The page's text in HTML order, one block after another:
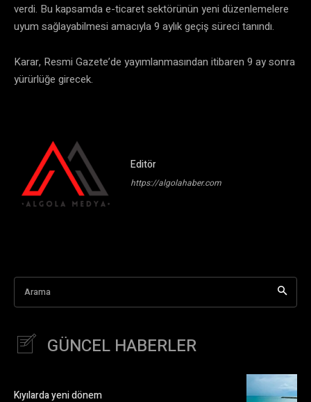
verdi. Bu kapsamda e-ticaret sektörünün yeni düzenlemelere
uyum sağlayabilmesi amacıyla 9 aylık geçiş süreci tanındı.
Karar, Resmi Gazete’de yayımlanmasından itibaren 9 ay sonra
yürürlüğe girecek.
Editör
https://algolahaber.com
Arama
GÜNCEL HABERLER
Kıyılarda yeni dönem